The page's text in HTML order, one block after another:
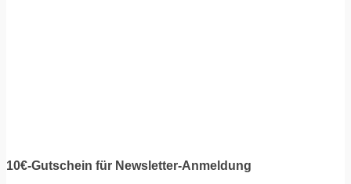
10€-Gutschein für Newsletter-Anmeldung